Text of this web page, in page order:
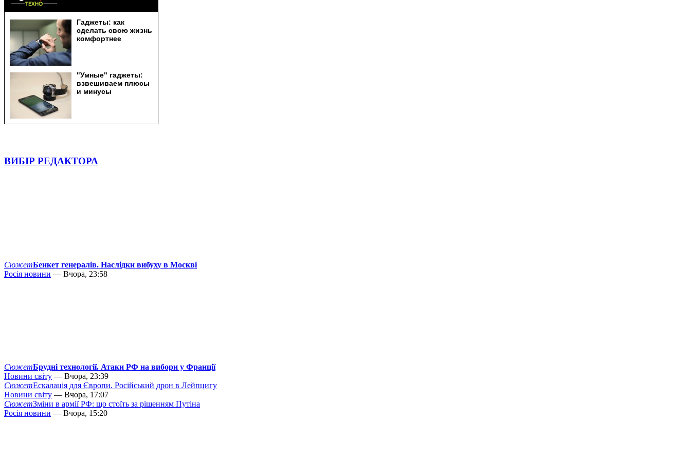
ВИБІР РЕДАКТОРА
СюжетБенкет генералів. Наслідки вибуху в Москві
Росія новини — Вчора, 23:58
СюжетБрудні технології. Атаки РФ на вибори у Франції
Новини світу — Вчора, 23:39
СюжетЕскалація для Європи. Російський дрон в Лейпцигу
Новини світу — Вчора, 17:07
СюжетЗміни в армії РФ: що стоїть за рішенням Путіна
Росія новини — Вчора, 15:20